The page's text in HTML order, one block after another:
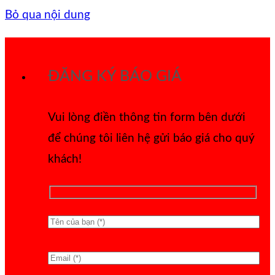
Bỏ qua nội dung
ĐĂNG KÝ BÁO GIÁ
Vui lòng điền thông tin form bên dưới
để chúng tôi liên hệ gửi báo giá cho quý
khách!